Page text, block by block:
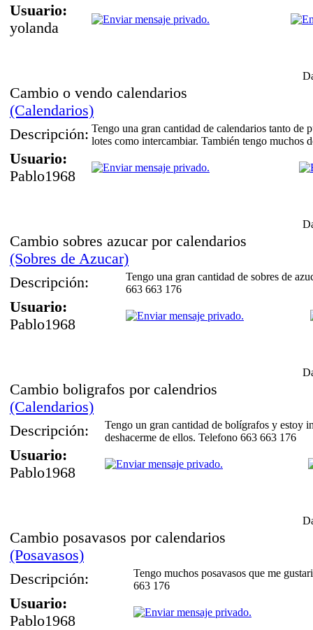
Usuario:
yolanda
Cambio o vendo calendarios
(Calendarios)
Descripción: Tengo una gran cantidad de calendarios tanto de
lotes como intercambiar. También tengo muchos
Usuario:
Pablo1968
Cambio sobres azucar por calendarios
(Sobres de Azucar)
Descripción:
Tengo una gran cantidad de sobres de
663 663 176
Usuario:
Pablo1968
Cambio boligrafos por calendrios
(Calendarios)
Descripción:
Tengo un gran cantidad de bolígrafos y estoy
deshacerme de ellos. Telefono 663 663 176
Usuario:
Pablo1968
Cambio posavasos por calendarios
(Posavasos)
Descripción:
Tengo muchos posavasos que me
663 176
Usuario:
Pablo1968